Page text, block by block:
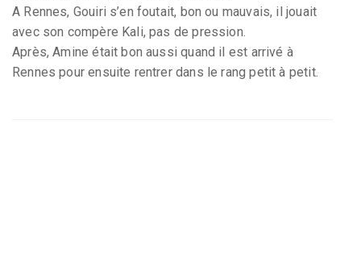
A Rennes, Gouiri s’en foutait, bon ou mauvais, il jouait
avec son compère Kali, pas de pression.
Après, Amine était bon aussi quand il est arrivé à
Rennes pour ensuite rentrer dans le rang petit à petit.